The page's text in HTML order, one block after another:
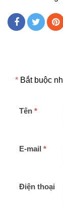
* Bắt buộc
Tên *
E-mail *
Điện thoại